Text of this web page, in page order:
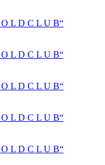
L D C L U B“
L D C L U B“
L D C L U B“
L D C L U B“
L D C L U B“